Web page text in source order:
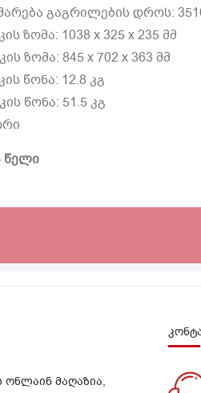
გაგრილების დროს:
ზომა: 1038 x 325 x 235 მმ
ზომა: 845 x 702 x 363 მმ
წონა: 12.8 კგ
წონა: 51.5 კგ
წელი
ონლაინ მაღაზია,